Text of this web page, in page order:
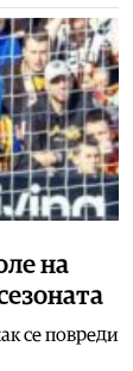
на
се повреди